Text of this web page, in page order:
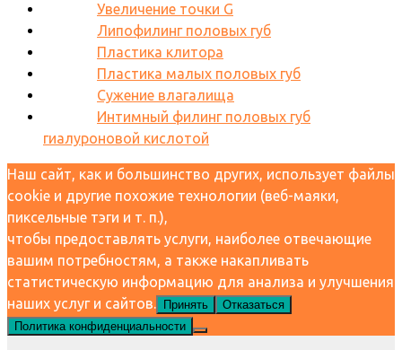
Увеличение точки G
Липофилинг половых губ
Пластика клитора
Пластика малых половых губ
Сужение влагалища
Интимный филинг половых губ
гиалуроновой кислотой
Наш сайт, как и большинство других, использует файлы
cookie и другие похожие технологии (веб-маяки,
пиксельные тэги и т. п.),
чтобы предоставлять услуги, наиболее отвечающие
вашим потребностям, а также накапливать
статистическую информацию для анализа и улучшения
наших услуг и сайтов. Принять
Отказаться
Политика конфиденциальности